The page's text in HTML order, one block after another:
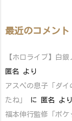
最近のコメント
【ホロライブ】白
匿名
より
アスペの息子「ダ
たね」
に 匿名
より
福本伸行監修「ポケ